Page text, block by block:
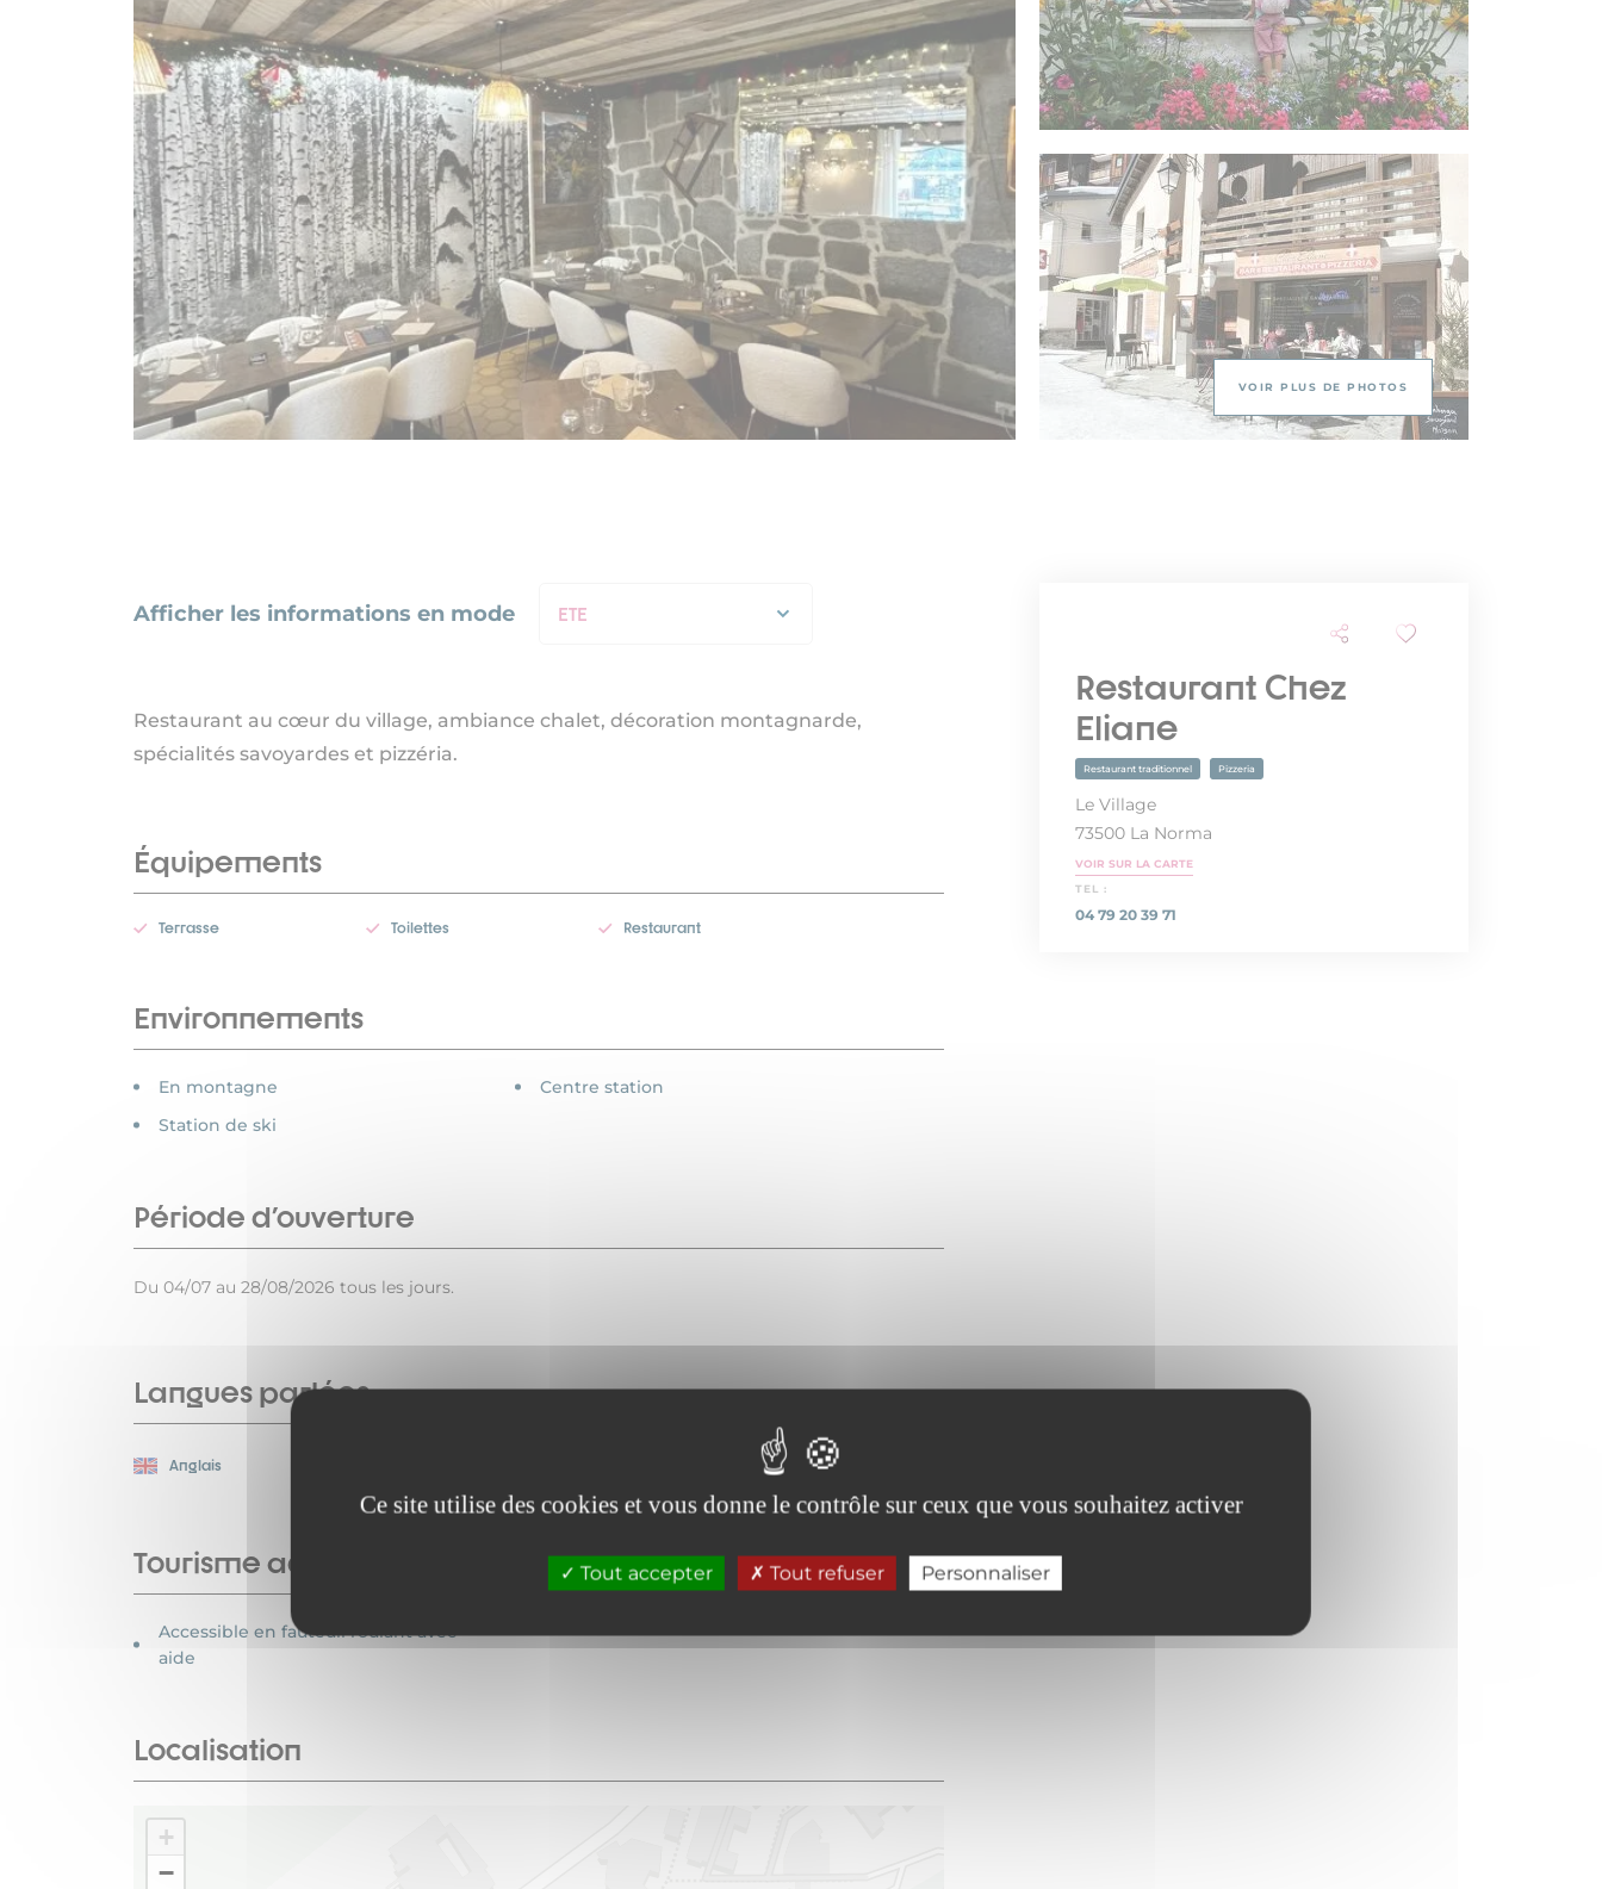
Ce site utilise des cookies et vous donne le contrôle sur ceux que vous souhaitez activer
Tout accepter Tout refuser Personnaliser
VOIR PLUS DE PHOTOS
Afficher les informations en mode ETE
Restaurant au cœur du village, ambiance chalet, décoration montagnarde,
spécialités savoyardes et pizzéria.
Équipements
Terrasse Toilettes Restaurant
Environnements
En montagne
Centre station
Station de ski
Période d'ouverture
Du 04/07 au 28/08/2026 tous les jours.
Langues parlées
Anglais
Tourisme adapté
Accessible en fauteuil roulant avec
aide
Localisation
+
−
Restaurant Chez
Eliane
Restaurant traditionnel Pizzeria
Le Village
73500 La Norma
VOIR SUR LA CARTE
TEL :
04 79 20 39 71